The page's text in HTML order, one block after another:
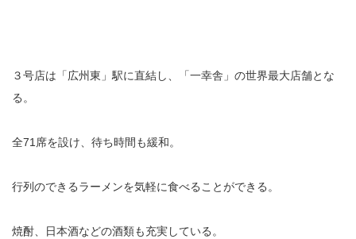
３号店は「広州東」駅に直結し、「一幸舎」の世界最大店舗とな
る。
全71席を設け、待ち時間も緩和。
行列のできるラーメンを気軽に食べることができる。
焼酎、日本酒などの酒類も充実している。